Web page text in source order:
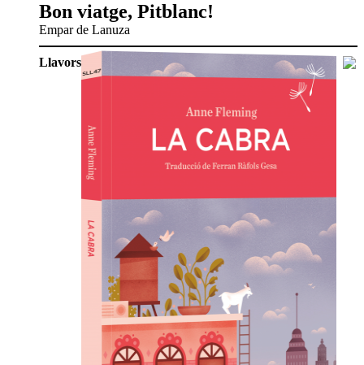
Bon viatge, Pitblanc!
Empar de Lanuza
Llavors